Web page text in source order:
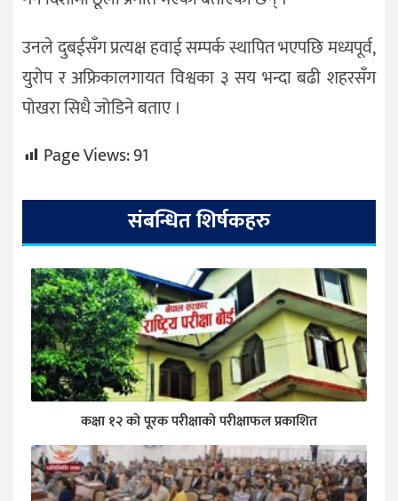
उनले दुबईसँग प्रत्यक्ष हवाई सम्पर्क स्थापित भएपछि मध्यपूर्व,
युरोप र अफ्रिकालगायत विश्वका ३ सय भन्दा बढी शहरसँग
पोखरा सिधै जोडिने बताए ।
Page Views:91
संबन्धित शिर्षकहरु
कक्षा १२ को पूरक परीक्षाको परीक्षाफल प्रकाशित